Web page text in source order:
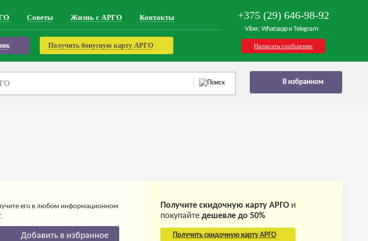
Советы Жизнь с АРГО Контакты
Получить бонусную карту АРГО
+375 (29) 646-98-92
Viber, Whatsapp и Telegram
Написать сообщение
В избранном
его в любом информационном
Добавить в избранное
Получите скидочную карту АРГО и
покупайтедешевле до 50%
Получить скидочную карту АРГО